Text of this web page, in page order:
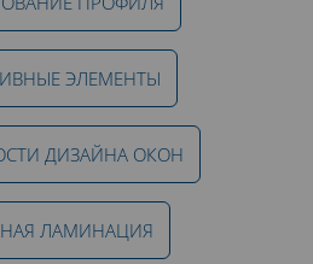
ЭЛЕМЕНТЫ
ДИЗАЙНА ОКОН
ЛАМИНАЦИЯ